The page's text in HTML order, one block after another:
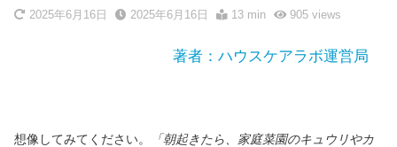
2025年6月16日 2025年6月16日 13 min 905views
著者：ハウスケアラボ運営局
想像してみてください。
「朝起きたら、家庭菜園のキュウリやカ